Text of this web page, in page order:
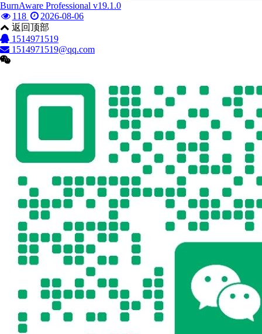
BurnAware Professional v19.1.0
118
2026-08-06
返回顶部
1514971519
1514971519@qq.com